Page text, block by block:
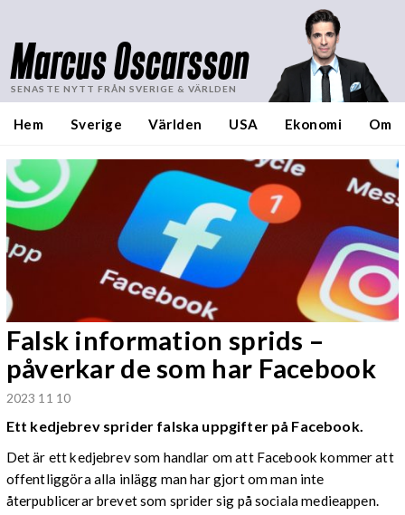
Marcus Oscarsson
SENASTE NYTT FRÅN SVERIGE & VÄRLDEN
Hem Sverige Världen USA Ekonomi Om
Falsk information sprids –
påverkar de som har Facebook
2023 11 10
Ett kedjebrev sprider falska uppgifter på Facebook.
Det är ett kedjebrev som handlar om att Facebook kommer att
offentliggöra alla inlägg man har gjort om man inte
återpublicerar brevet som sprider sig på sociala medieappen.